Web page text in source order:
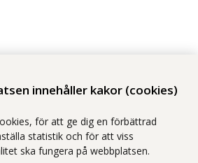
innehåller kakor (cookies)
för att ge dig en förbättrad
statistik och för att viss
ska fungera på webbplatsen.
erbjuder hälso- och sjukvård i Region
är tagna av fotograf Yanan Li om inget